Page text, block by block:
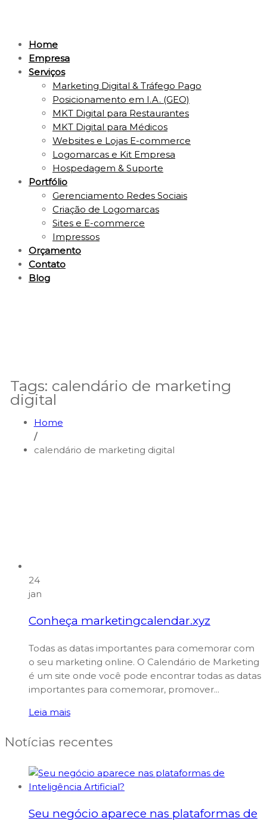
Home
Empresa
Serviços
Marketing Digital & Tráfego Pago
Posicionamento em I.A. (GEO)
MKT Digital para Restaurantes
MKT Digital para Médicos
Websites e Lojas E-commerce
Logomarcas e Kit Empresa
Hospedagem & Suporte
Portfólio
Gerenciamento Redes Sociais
Criação de Logomarcas
Sites e E-commerce
Impressos
Orçamento
Contato
Blog
Tags: calendário de marketing
digital
Home
/
calendário de marketing digital
24
jan
Conheça marketingcalendar.xyz
Todas as datas importantes para comemorar com
o seu marketing online. O Calendário de Marketing
é um site onde você pode encontrar todas as datas
importantes para comemorar, promover...
Leia mais
Notícias recentes
Seu negócio aparece nas plataformas de